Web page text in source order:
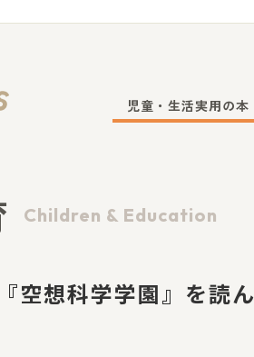
児童・生活実用の本
Children & Education
空想科学学園』を読